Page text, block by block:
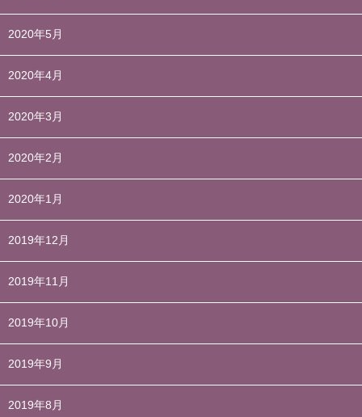
2020年5月
2020年4月
2020年3月
2020年2月
2020年1月
2019年12月
2019年11月
2019年10月
2019年9月
2019年8月